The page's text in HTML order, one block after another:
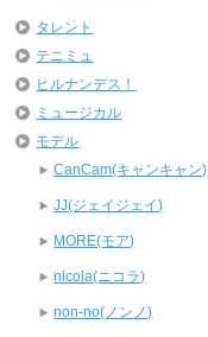
タレント
テニミュ
ヒルナンデス！
ミュージカル
モデル
CanCam(キャンキャン)
JJ(ジェイジェイ)
MORE(モア)
nicola(ニコラ)
non-no(ノンノ)